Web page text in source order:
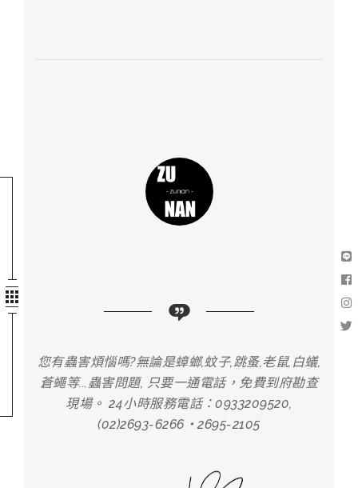
您有蟲害煩惱嗎?無論是蟑螂,蚊子,跳蚤,老鼠,白蟻,
蒼蠅等...蟲害問題, 只要一通電話，免費到府勘查
現場。 24小時服務電話：0933209520,
(02)2693-6266‧2695-2105